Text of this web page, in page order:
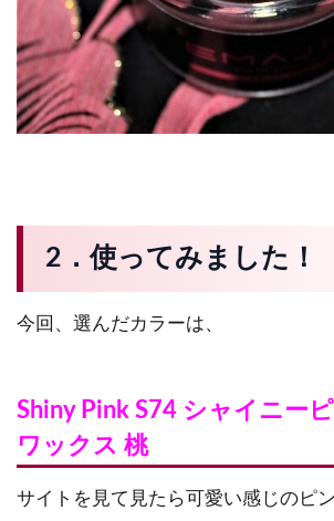
2．使ってみました！
今回、選んだカラーは、
Shiny Pink S74 シャイニー
ワックス 桃
サイトを見て見たら可愛い感じのピ